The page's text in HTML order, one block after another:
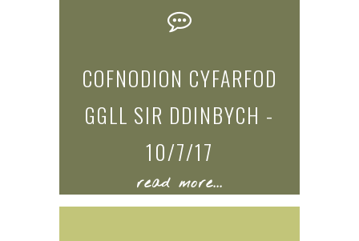
COFNODION CYFARFOD
GGLL SIR DDINBYCH -
10/7/17
read more...